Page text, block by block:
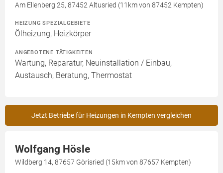
Am Ellenberg 25, 87452 Altusried (11km von 87452 Kempten)
HEIZUNG SPEZIALGEBIETE
Ölheizung, Heizkörper
ANGEBOTENE TÄTIGKEITEN
Wartung, Reparatur, Neuinstallation / Einbau,
Austausch, Beratung, Thermostat
Jetzt Betriebe für Heizungen in Kempten vergleichen
Wolfgang Hösle
Wildberg 14, 87657 Görisried (15km von 87657 Kempten)